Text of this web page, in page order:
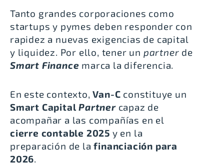
Tanto grandes corporaciones como
startups y pymes deben responder con
rapidez a nuevas exigencias de capital
y liquidez. Por ello, tener un partner de
Smart Finance marca la diferencia.
En este contexto,Van-C constituye un
Smart CapitalPartnercapaz de
acompañar a las compañías en el
cierre contable 2025 y en la
preparación de la financiación para
2026.